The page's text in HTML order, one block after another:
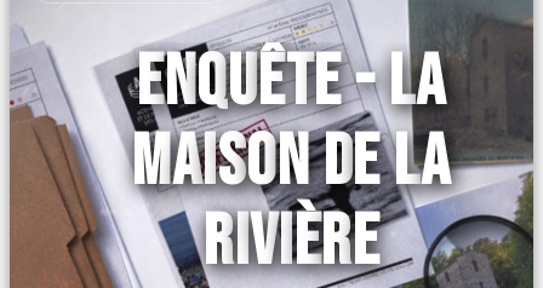
ENQUÊTE - LA
MAISON DE LA
RIVIÈRE